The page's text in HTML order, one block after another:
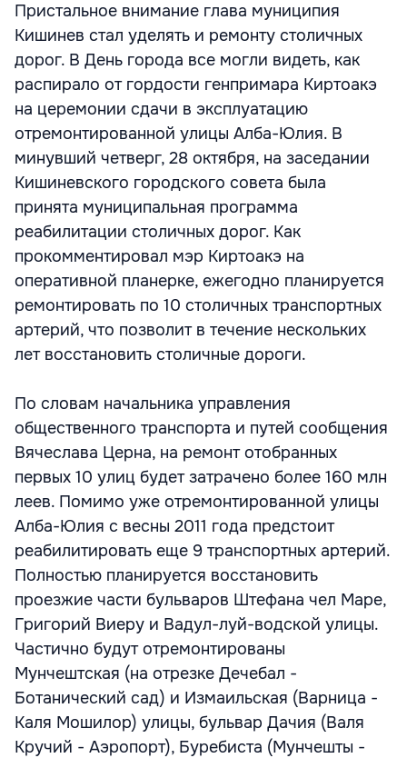
Пристальное внимание глава муниципия
Кишинев стал уделять и ремонту столичных
дорог. В День города все могли видеть, как
распирало от гордости генпримара Киртоакэ
на церемонии сдачи в эксплуатацию
отремонтированной улицы Алба-Юлия. В
минувший четверг, 28 октября, на заседании
Кишиневского городского совета была
принята муниципальная программа
реабилитации столичных дорог. Как
прокомментировал мэр Киртоакэ на
оперативной планерке, ежегодно планируется
ремонтировать по 10 столичных транспортных
артерий, что позволит в течение нескольких
лет восстановить столичные дороги.
По словам начальника управления
общественного транспорта и путей сообщения
Вячеслава Церна, на ремонт отобранных
первых 10 улиц будет затрачено более 160 млн
леев. Помимо уже отремонтированной улицы
Алба-Юлия с весны 2011 года предстоит
реабилитировать еще 9 транспортных артерий.
Полностью планируется восстановить
проезжие части бульваров Штефана чел Маре,
Григорий Виеру и Вадул-луй-водской улицы.
Частично будут отремонтированы
Мунчештская (на отрезке Дечебал -
Ботанический сад) и Измаильская (Варница -
Каля Мошилор) улицы, бульвар Дачия (Валя
Кручий - Аэропорт), Буребиста (Мунчешты -